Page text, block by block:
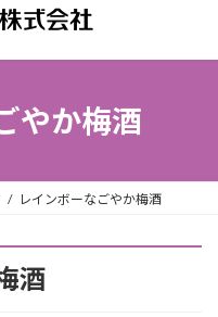
やか梅酒
レインボーなごやか梅酒
酒